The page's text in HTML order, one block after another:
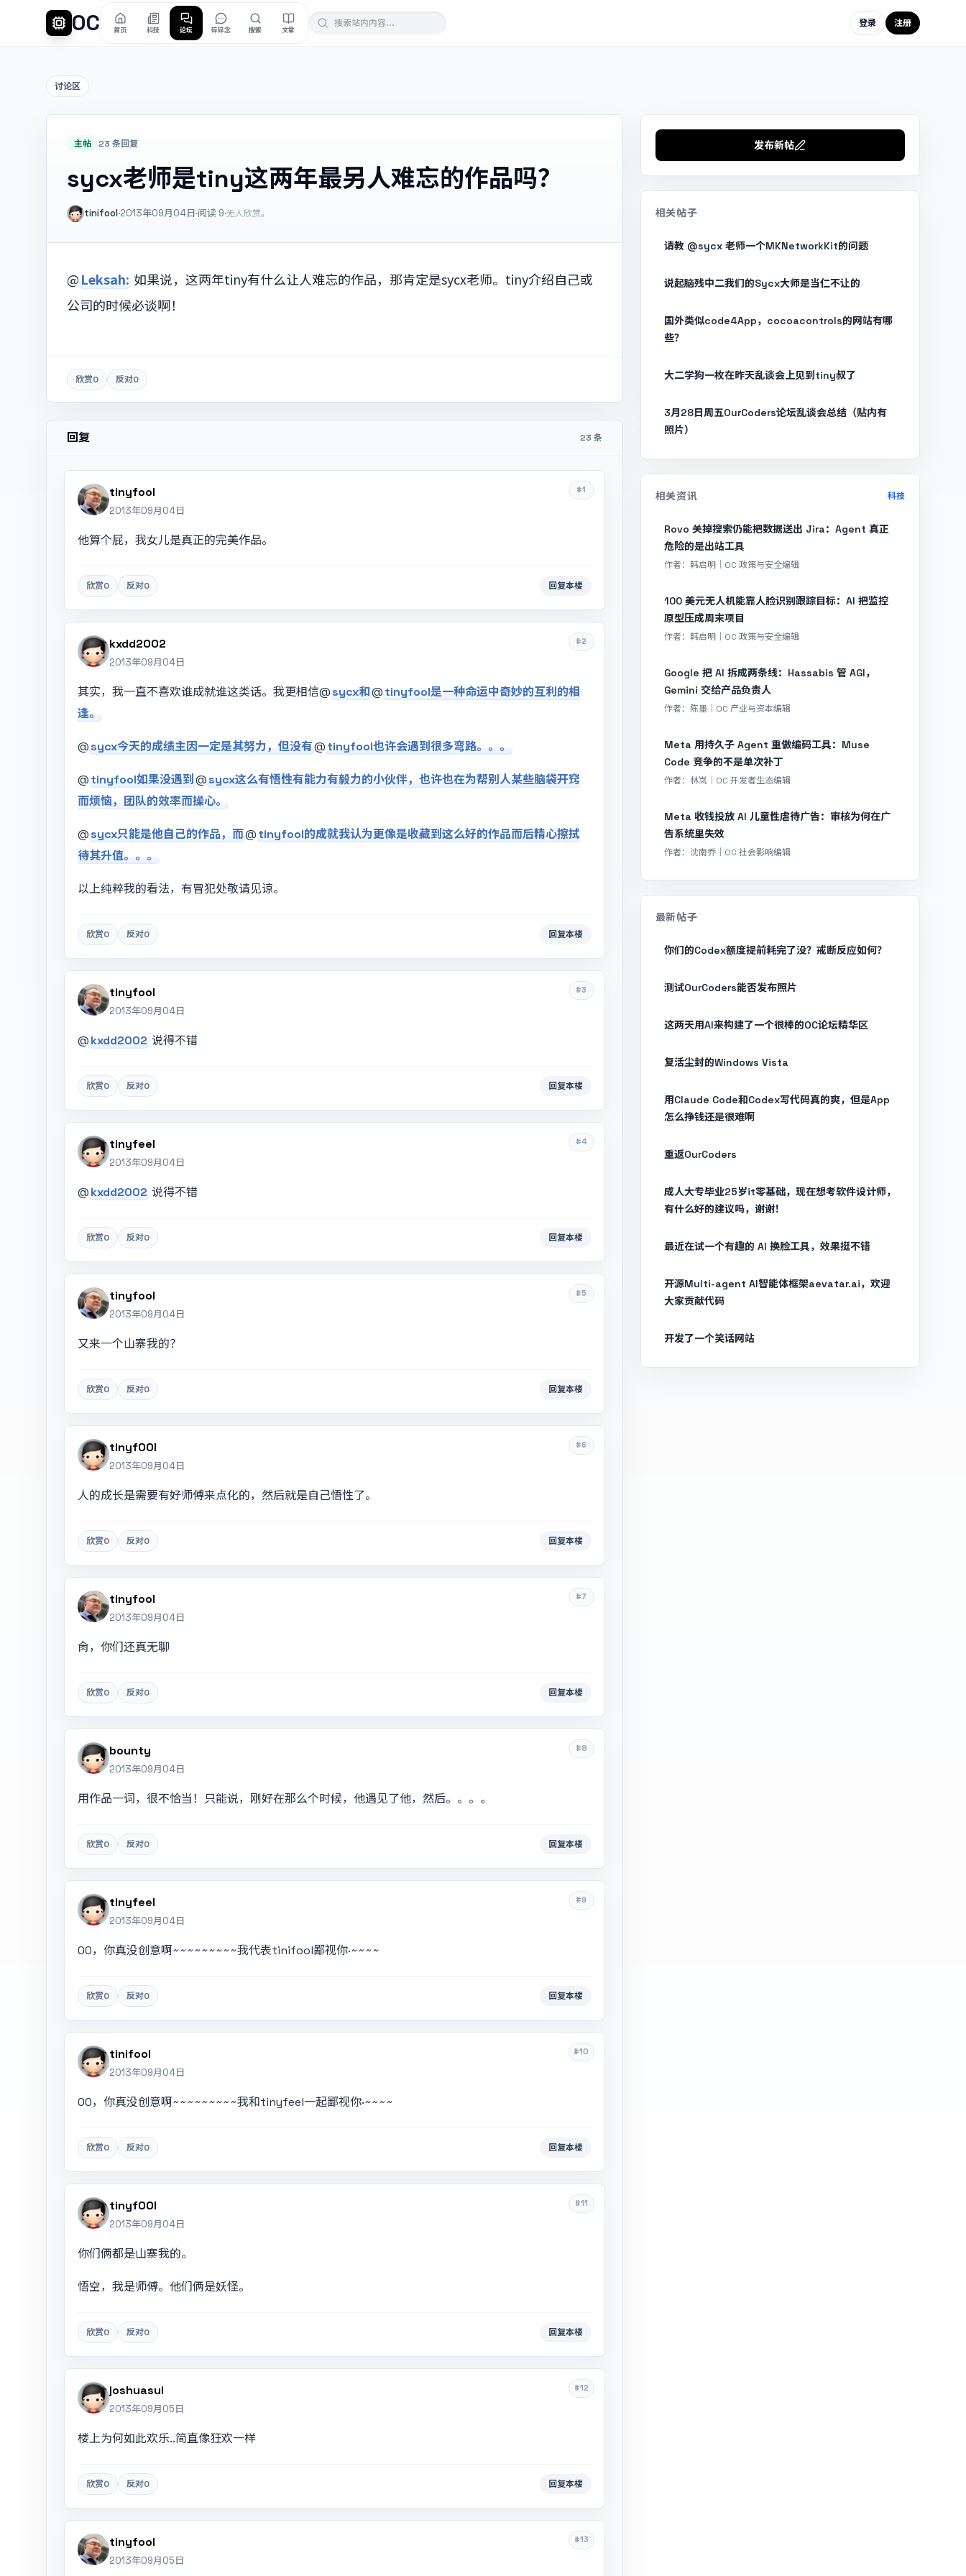
OC 首页 科技 论坛 碎碎念 搜索 文章
登录 注册
讨论区
主帖 23 条回复
sycx老师是tiny这两年最另人难忘的作品吗？
tinifool·2013年09月04日·阅读 9·无人欣赏。
@Leksah: 如果说，这两年tiny有什么让人难忘的作品，那肯定是sycx老师。tiny介绍自己或
公司的时候必谈啊！
欣赏0 反对0
回复 23 条
#1
tinyfool
2013年09月04日
他算个屁，我女儿是真正的完美作品。
欣赏0 反对0 回复本楼
#2
kxdd2002
2013年09月04日
其实，我一直不喜欢谁成就谁这类话。我更相信@sycx和@tinyfool是一种命运中奇妙的互利的相
逢。
@sycx今天的成绩主因一定是其努力，但没有@tinyfool也许会遇到很多弯路。。。
@tinyfool如果没遇到 @sycx这么有悟性有能力有毅力的小伙伴，也许也在为帮别人某些脑袋开窍
而烦恼，团队的效率而操心。
@sycx只能是他自己的作品，而@tinyfool的成就我认为更像是收藏到这么好的作品而后精心擦拭
待其升值。。。
以上纯粹我的看法，有冒犯处敬请见谅。
欣赏0 反对0 回复本楼
#3
tinyfool
2013年09月04日
@kxdd2002 说得不错
欣赏0 反对0 回复本楼
#4
tinyfeel
2013年09月04日
@kxdd2002 说得不错
欣赏0 反对0 回复本楼
#5
tinyfool
2013年09月04日
又来一个山寨我的？
欣赏0 反对0 回复本楼
#6
tinyf00l
2013年09月04日
人的成长是需要有好师傅来点化的，然后就是自己悟性了。
欣赏0 反对0 回复本楼
#7
tinyfool
2013年09月04日
肏，你们还真无聊
欣赏0 反对0 回复本楼
#8
bounty
2013年09月04日
用作品一词，很不恰当！只能说，刚好在那么个时候，他遇见了他，然后。。。。
欣赏0 反对0 回复本楼
#9
tinyfeel
2013年09月04日
00，你真没创意啊~~~~~~~~~我代表tinifool鄙视你·~~~~
欣赏0 反对0 回复本楼
#10
tinifool
2013年09月04日
00，你真没创意啊~~~~~~~~~我和tinyfeel一起鄙视你·~~~~
欣赏0 反对0 回复本楼
#11
tinyf00l
2013年09月04日
你们俩都是山寨我的。
悟空，我是师傅。他们俩是妖怪。
欣赏0 反对0 回复本楼
#12
joshuasui
2013年09月05日
楼上为何如此欢乐..简直像狂欢一样
欣赏0 反对0 回复本楼
#13
tinyfool
2013年09月05日
发布新帖
相关帖子
请教 @sycx 老师一个MKNetworkKit的问题
说起脑残中二我们的Sycx大师是当仁不让的
国外类似code4App，cocoacontrols的网站有哪
些？
大二学狗一枚在昨天乱谈会上见到tiny叔了
3月28日周五OurCoders论坛乱谈会总结（贴内有
照片）
相关资讯 科技
Rovo 关掉搜索仍能把数据送出 Jira：Agent 真正
危险的是出站工具
作者：韩启明｜OC 政策与安全编辑
100 美元无人机能靠人脸识别跟踪目标：AI 把监控
原型压成周末项目
作者：韩启明｜OC 政策与安全编辑
Google 把 AI 拆成两条线：Hassabis 管 AGI，
Gemini 交给产品负责人
作者：陈墨｜OC 产业与资本编辑
Meta 用持久子 Agent 重做编码工具：Muse
Code 竞争的不是单次补丁
作者：林岚｜OC 开发者生态编辑
Meta 收钱投放 AI 儿童性虐待广告：审核为何在广
告系统里失效
作者：沈南乔｜OC 社会影响编辑
最新帖子
你们的Codex额度提前耗完了没？戒断反应如何？
测试OurCoders能否发布照片
这两天用AI来构建了一个很棒的OC论坛精华区
复活尘封的Windows Vista
用Claude Code和Codex写代码真的爽，但是App
怎么挣钱还是很难啊
重返OurCoders
成人大专毕业25岁it零基础，现在想考软件设计师，
有什么好的建议吗，谢谢！
最近在试一个有趣的 AI 换脸工具，效果挺不错
开源Multi-agent AI智能体框架aevatar.ai，欢迎
大家贡献代码
开发了一个笑话网站